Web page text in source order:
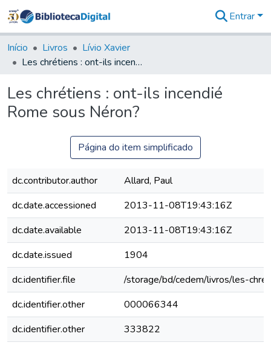
&
Coleções
Tudo na
Digital
Estatísticas
Entrar
Início Livros
Lívio Xavier
Les chrétiens : ont-ils incendié Rome sous Néron?
Les chrétiens : ont-ils incendié
Rome sous Néron?
Página do item simplificado
dc.contributor.author
Allard, Paul
dc.date.accessioned
2013-11-08T19:43:16Z
dc.date.available
2013-11-08T19:43:16Z
dc.date.issued
1904
dc.identifier.file
/storage/bd/cedem/livros/les-
dc.identifier.other
000066344
dc.identifier.other
333822